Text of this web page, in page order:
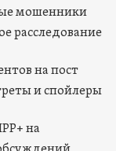
мошенники
расследование
на пост
и спойлеры
на